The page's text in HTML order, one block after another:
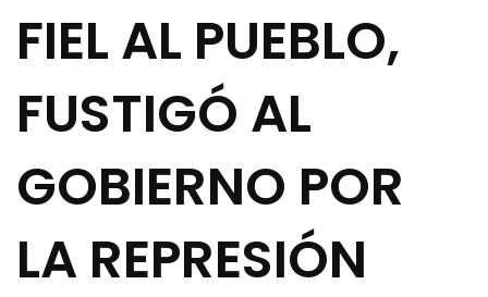
FIEL AL PUEBLO,
FUSTIGÓ AL
GOBIERNO POR
LA REPRESIÓN